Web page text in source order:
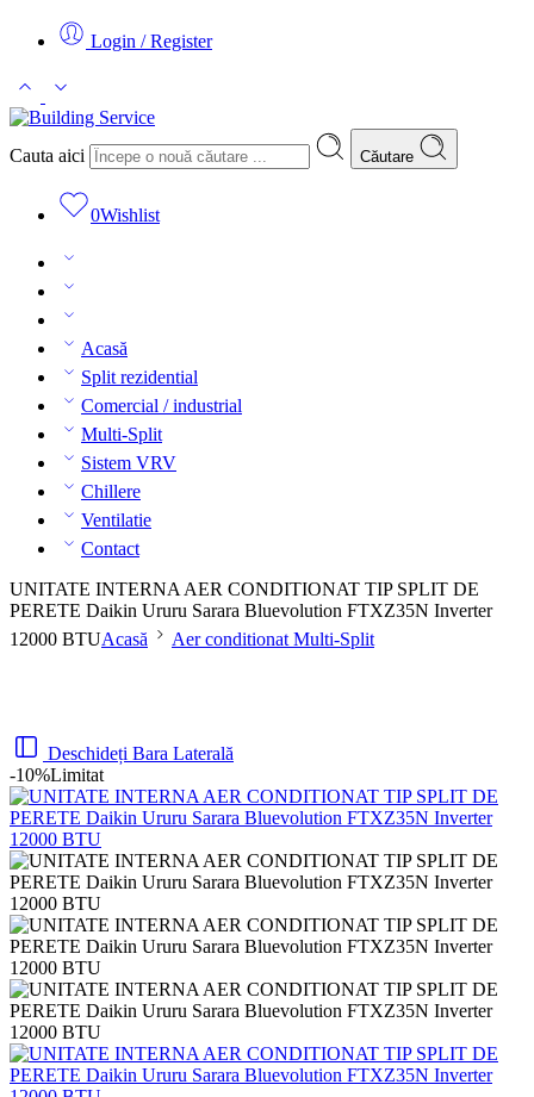
Login / Register
Cauta aici Căutare
0Wishlist
Acasă
Split rezidential
Comercial / industrial
Multi-Split
Sistem VRV
Chillere
Ventilatie
Contact
UNITATE INTERNA AER CONDITIONAT TIP SPLIT DE
PERETE Daikin Ururu Sarara Bluevolution FTXZ35N Inverter
12000 BTUAcasă Aer conditionat Multi-Split
Deschideți Bara Laterală
-10%Limitat